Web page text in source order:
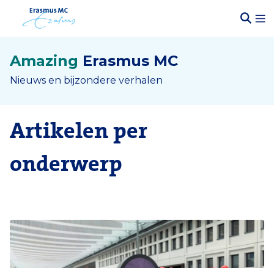
Amazing Erasmus MC
Nieuws en bijzondere verhalen
Artikelen per
onderwerp